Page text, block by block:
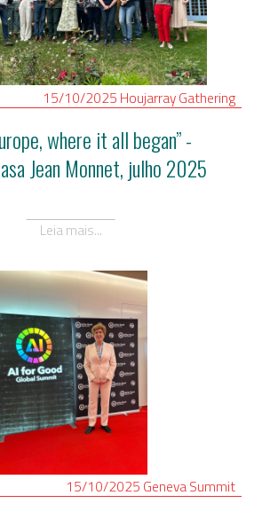
15/10/2025 HoujarrayGathering
where it all began” -
Jean Monnet, julho 2025
Leia mais...
15/10/2025 GenevaSummit